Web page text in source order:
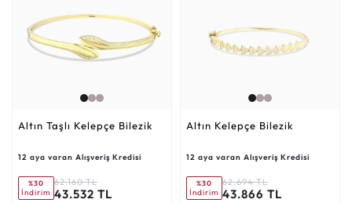
Altın Taşlı Kelepçe Bilezik
12 aya varan Alışveriş Kredisi
%30
İndirim
62.160 TL
43.532 TL
Altın Kelepçe Bilezik
12 aya varan Alışveriş Kredisi
%30
İndirim
62.694 TL
43.866 TL